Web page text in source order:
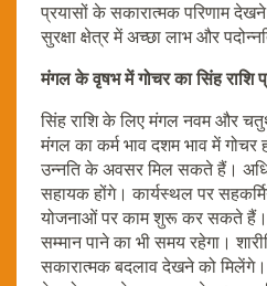
प्रयासों के सकारात्मक परिणाम
सुरक्षा क्षेत्र में अच्छा लाभ और
मंगल के वृषभ में गोचर का सिंह राशि
सिंह राशि के लिए मंगल नवम और
मंगल का कर्म भाव दशम भाव में
उन्नति के अवसर मिल सकते हैं।
सहायक होंगे। कार्यस्थल पर
योजनाओं पर काम शुरू कर सकते हैं।
सम्मान पाने का भी समय रहेगा।
सकारात्मक बदलाव देखने को